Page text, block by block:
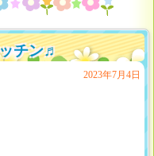
チン♬
2023年7月4日